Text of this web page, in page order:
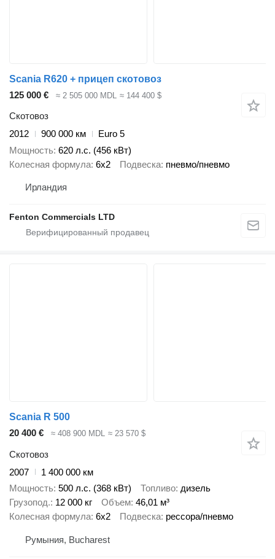
Scania R620 + прицеп скотовоз
125 000 €
≈ 2 505 000 MDL ≈ 144 400 $
Скотовоз
2012
900 000 км
Euro 5
Мощность 620 л.с. (456 кВт)
Колесная формула 6x2 Подвеска пневмо/пневмо
Ирландия
Fenton Commercials LTD
Scania R 500
20 400 €
≈ 408 900 MDL ≈ 23 570 $
Скотовоз
2007
1 400 000 км
Мощность 500 л.с. (368 кВт) Топливо дизель
Грузопод. 12 000 кг Объем 46,01 м³
Колесная формула 6x2 Подвеска рессора/пневмо
Румыния, Bucharest